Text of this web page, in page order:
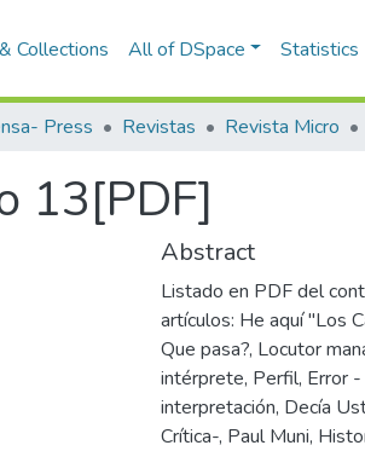
Collections All of DSpace Statistics
Press Revistas Revista Micro
13[PDF]
Abstract
Listado en PDF del
artículos: He aquí "Los
Que pasa?, Locutor
intérprete, Perfil, Error
interpretación, Decía
Crítica-, Paul Muni,